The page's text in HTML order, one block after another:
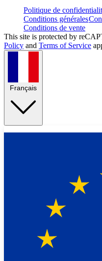
Politique de
Conditions générales
Conditions de vente
This site is protected by
Policy and Terms of Service
Français